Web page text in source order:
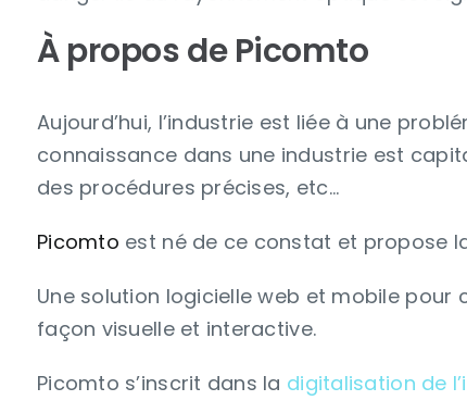
À propos de Picomto
Aujourd’hui, l’industrie est liée à une
connaissance dans une industrie est
des procédures précises, etc…
Picomto est né de ce constat et propose
Une solution logicielle web et mobile pour
façon visuelle et interactive.
Picomto s’inscrit dans la digitalisation de